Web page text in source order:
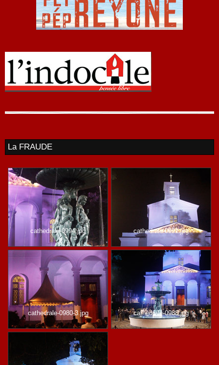
La FRAUDE
cathedrale-0994.jpg cathedrale-0991.jpg
cathedrale-0980-3.jpg cathedrale-0988.jpg